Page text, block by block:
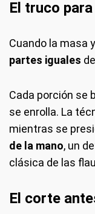
El truco
Cuando la masa
partes iguales
Cada porción se
se enrolla. La
mientras se
de la mano, un
clásica de las
El corte